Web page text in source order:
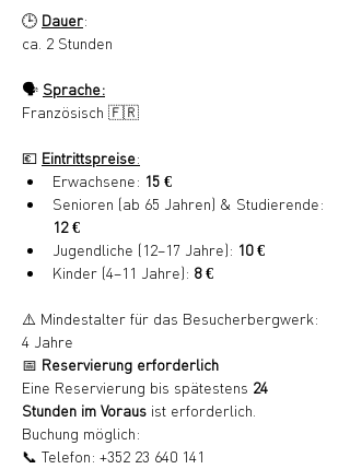
🕒 Dauer:
ca. 2 Stunden
🗣️ Sprache:
Französisch 🇫🇷
💶 Eintrittspreise:
Erwachsene: 15 €
Senioren (ab 65 Jahren) & Studierende:
12 €
Jugendliche (12–17 Jahre): 10 €
Kinder (4–11 Jahre): 8 €
⚠️ Mindestalter für das Besucherbergwerk:
4 Jahre
📅 Reservierung erforderlich
Eine Reservierung bis spätestens 24
Stunden im Voraus ist erforderlich.
Buchung möglich:
📞 Telefon: +352 23 640 141